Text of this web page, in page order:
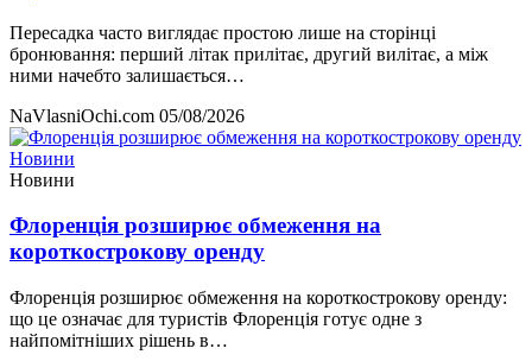
Пересадка часто виглядає простою лише на сторінці
бронювання: перший літак прилітає, другий вилітає, а між
ними начебто залишається…
NaVlasniOchi.com 05/08/2026
Новини
Новини
Флоренція розширює обмеження на
короткострокову оренду
Флоренція розширює обмеження на короткострокову оренду:
що це означає для туристів Флоренція готує одне з
найпомітніших рішень в…